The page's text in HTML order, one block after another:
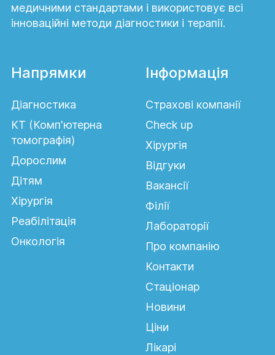
медичними стандартами і використовує всі
інноваційні методи діагностики і терапії.
Напрямки
Діагностика
КТ (Комп'ютерна
томографія)
Дорослим
Дітям
Хірургія
Реабілітація
Онкологія
Інформація
Страхові компанії
Сheck up
Хірургія
Відгуки
Вакансії
Філії
Лабораторії
Про компанію
Контакти
Стаціонар
Новини
Ціни
Лікарі